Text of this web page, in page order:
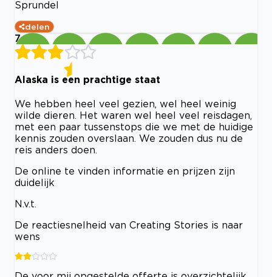
Sprundel
delen
7
Alaska is een prachtige staat
We hebben heel veel gezien, wel heel weinig
wilde dieren. Het waren wel heel veel reisdagen,
met een paar tussenstops die we met de huidige
kennis zouden overslaan. We zouden dus nu de
reis anders doen.
De online te vinden informatie en prijzen zijn
duidelijk
N.v.t.
De reactiesnelheid van Creating Stories is naar
wens